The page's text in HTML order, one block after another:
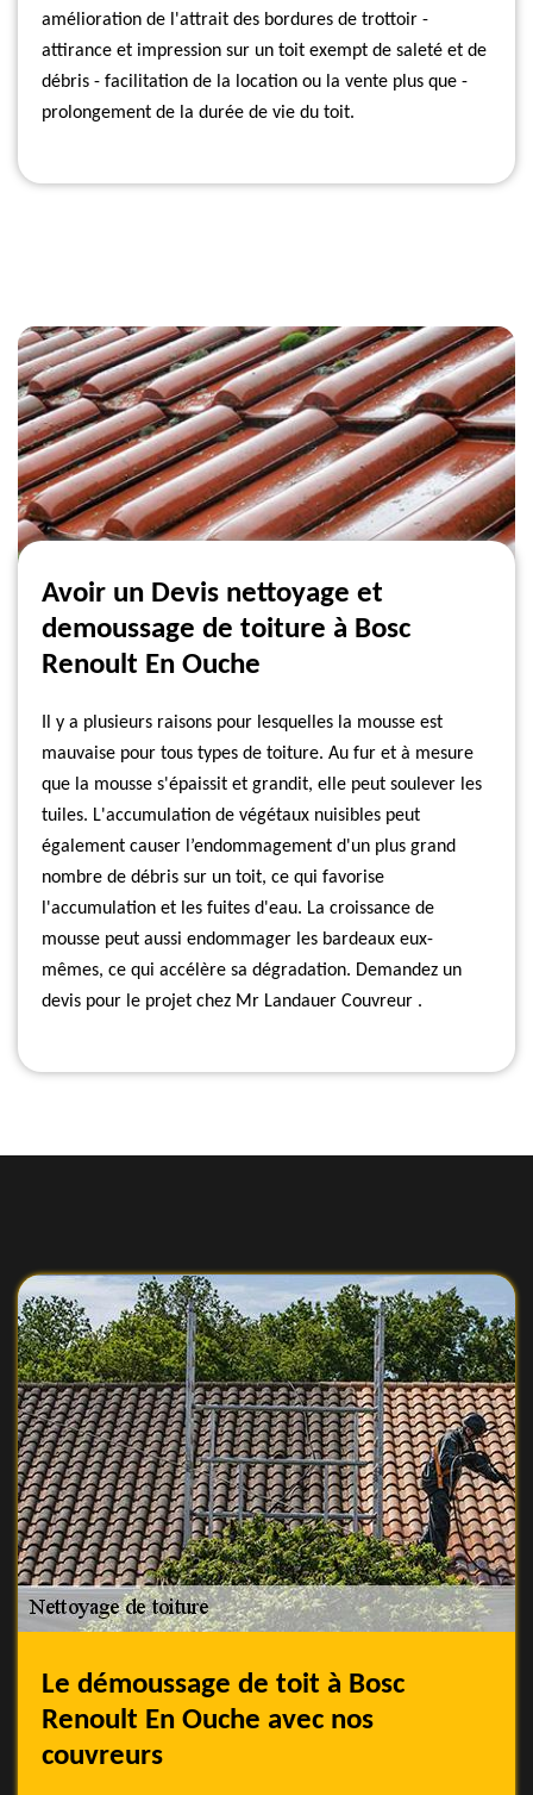
amélioration de l'attrait des bordures de trottoir -
attirance et impression sur un toit exempt de saleté et de
débris - facilitation de la location ou la vente plus que -
prolongement de la durée de vie du toit.
Avoir un Devis nettoyage et
demoussage de toiture à Bosc
Renoult En Ouche
Il y a plusieurs raisons pour lesquelles la mousse est
mauvaise pour tous types de toiture. Au fur et à mesure
que la mousse s'épaissit et grandit, elle peut soulever les
tuiles. L'accumulation de végétaux nuisibles peut
également causer l’endommagement d'un plus grand
nombre de débris sur un toit, ce qui favorise
l'accumulation et les fuites d'eau. La croissance de
mousse peut aussi endommager les bardeaux eux-
mêmes, ce qui accélère sa dégradation. Demandez un
devis pour le projet chez Mr Landauer Couvreur .
Le démoussage de toit à Bosc
Renoult En Ouche avec nos
couvreurs